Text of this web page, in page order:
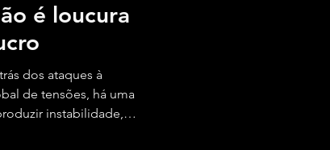
é loucura
dos ataques à
de tensões, há uma
instabilidade,